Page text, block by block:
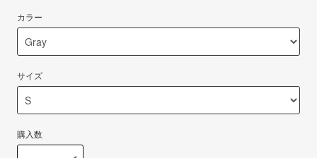
カラー
サイズ
購入数